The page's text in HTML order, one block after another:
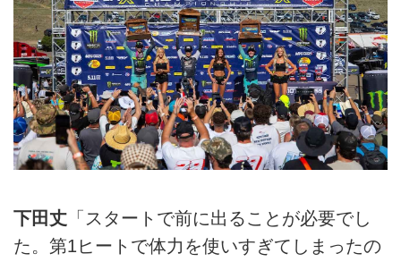
下田丈 「スタートで前に出ることが必要でし
た。第1ヒートで体力を使いすぎてしまったの